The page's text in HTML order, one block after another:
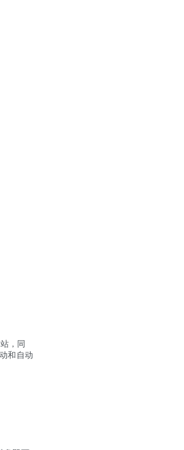
，同
和自动